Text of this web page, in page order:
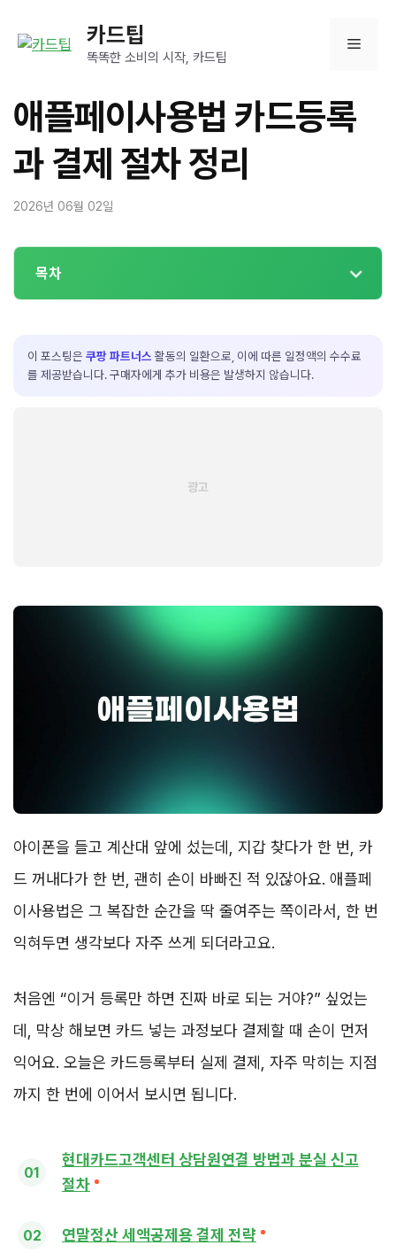
카드팁
똑똑한 소비의 시작, 카드팁
메
애플페이사용법 카드등록
과 결제 절차 정리
2026년 06월 02일
목차
이 포스팅은 쿠팡 파트너스 활동의 일환으로, 이에 따른 일정액의 수수료
를 제공받습니다. 구매자에게 추가 비용은 발생하지 않습니다.
아이폰을 들고 계산대 앞에 섰는데, 지갑 찾다가 한 번, 카
드 꺼내다가 한 번, 괜히 손이 바빠진 적 있잖아요. 애플페
이사용법은 그 복잡한 순간을 딱 줄여주는 쪽이라서, 한 번
익혀두면 생각보다 자주 쓰게 되더라고요.
처음엔 “이거 등록만 하면 진짜 바로 되는 거야?” 싶었는
데, 막상 해보면 카드 넣는 과정보다 결제할 때 손이 먼저
익어요. 오늘은 카드등록부터 실제 결제, 자주 막히는 지점
까지 한 번에 이어서 보시면 됩니다.
현대카드고객센터 상담원연결 방법과 분실 신고
절차
연말정산 세액공제용 결제 전략